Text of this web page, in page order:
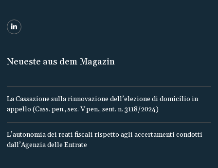
Neueste aus dem Magazin
La Cassazione sulla rinnovazione dell’elezione di domicilio in
appello (Cass. pen., sez. V pen., sent. n. 3118/2024)
L’autonomia dei reati fiscali rispetto agli accertamenti condotti
dall’Agenzia delle Entrate